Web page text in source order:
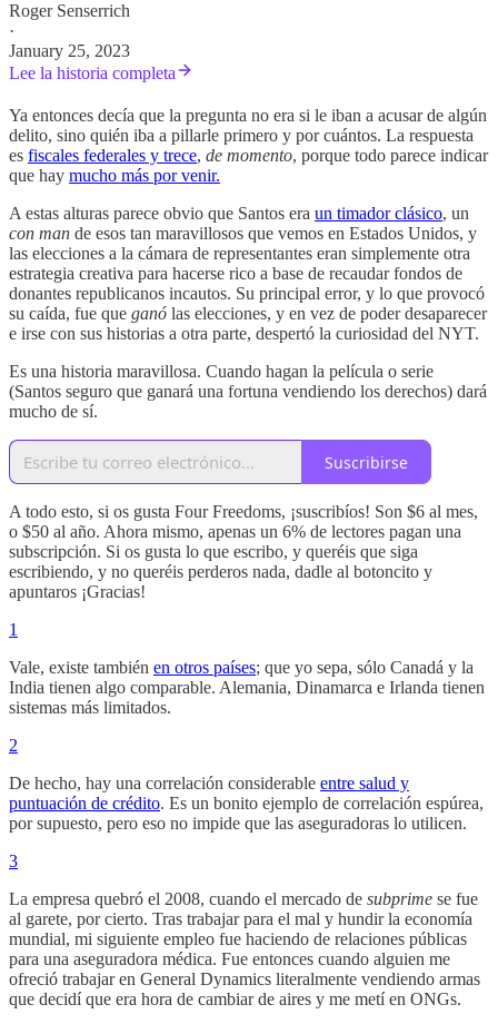
Roger Senserrich
·
January 25, 2023
Lee la historia completa
Ya entonces decía que la pregunta no era si le iban a acusar de algún
delito, sino quién iba a pillarle primero y por cuántos. La respuesta
es fiscales federales y trece, de momento, porque todo parece indicar
que hay mucho más por venir.
A estas alturas parece obvio que Santos era un timador clásico, un
con man de esos tan maravillosos que vemos en Estados Unidos, y
las elecciones a la cámara de representantes eran simplemente otra
estrategia creativa para hacerse rico a base de recaudar fondos de
donantes republicanos incautos. Su principal error, y lo que provocó
su caída, fue que ganó las elecciones, y en vez de poder desaparecer
e irse con sus historias a otra parte, despertó la curiosidad del NYT.
Es una historia maravillosa. Cuando hagan la película o serie
(Santos seguro que ganará una fortuna vendiendo los derechos) dará
mucho de sí.
Suscribirse
A todo esto, si os gusta Four Freedoms, ¡suscribíos! Son $6 al mes,
o $50 al año. Ahora mismo, apenas un 6% de lectores pagan una
subscripción. Si os gusta lo que escribo, y queréis que siga
escribiendo, y no queréis perderos nada, dadle al botoncito y
apuntaros ¡Gracias!
1
Vale, existe también en otros países; que yo sepa, sólo Canadá y la
India tienen algo comparable. Alemania, Dinamarca e Irlanda tienen
sistemas más limitados.
2
De hecho, hay una correlación considerable entre salud y
puntuación de crédito. Es un bonito ejemplo de correlación espúrea,
por supuesto, pero eso no impide que las aseguradoras lo utilicen.
3
La empresa quebró el 2008, cuando el mercado de subprime se fue
al garete, por cierto. Tras trabajar para el mal y hundir la economía
mundial, mi siguiente empleo fue haciendo de relaciones públicas
para una aseguradora médica. Fue entonces cuando alguien me
ofreció trabajar en General Dynamics literalmente vendiendo armas
que decidí que era hora de cambiar de aires y me metí en ONGs.